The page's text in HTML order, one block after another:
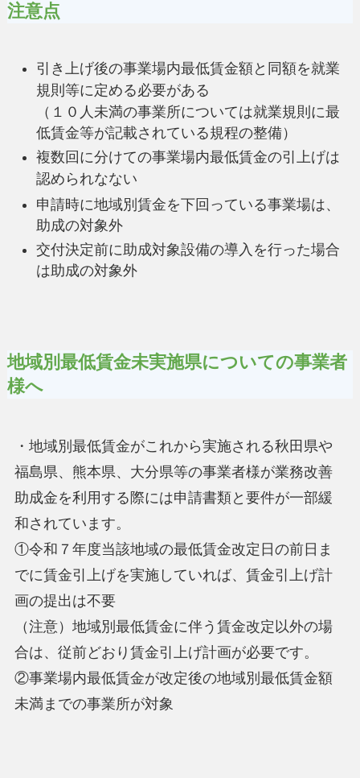
注意点
引き上げ後の事業場内最低賃金額と同額を就業
規則等に定める必要がある
（１０人未満の事業所については就業規則に最
低賃金等が記載されている規程の整備）
複数回に分けての事業場内最低賃金の引上げは
認められなない
申請時に地域別賃金を下回っている事業場は、
助成の対象外
交付決定前に助成対象設備の導入を行った場合
は助成の対象外
地域別最低賃金未実施県についての事業者
様へ
・ 地域別最低賃金がこれから実施される秋田県や
福島県、熊本県、大分県等の事業者様が業務改善
助成金を利用する際には申請書類と要件が一部緩
和されています。
①令和７年度当該地域の最低賃金改定日の前日ま
でに賃金引上げを実施していれば、賃金引上げ計
画の提出は不要
（注意）地域別最低賃金に伴う賃金改定以外の場
合は、従前どおり賃金引上げ計画が必要です。
②事業場内最低賃金が改定後の地域別最低賃金額
未満までの事業所が対象